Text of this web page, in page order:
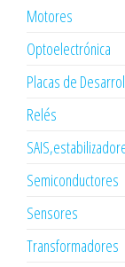
Motores
Optoelectrónica
Placas de
Relés
Semiconductores
Sensores
Transformadores